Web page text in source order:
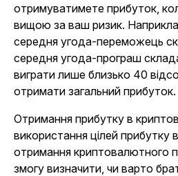
отримуватимете прибуток,
вищою за ваш ризик.
середня угода-переможець
середня угода-програш
виграти лише близько 40
отримати загальний прибуток.
Отримання прибутку в
використання цілей прибутку
отримання криптовалютного
змогу визначити, чи варто